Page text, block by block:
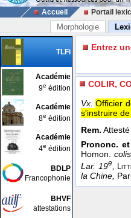
Accueil Portail
Morphologie
TLFi
Académie
9e édition
Académie
8e édition
Académie
4e édition
BDLP
Francophonie
BHVF
attestations
Entrez
COLIR,
Vx. Officier
s'instruire
Rem.
Prononc.
Homon. colis.
Lar. 19e,
la Chine,